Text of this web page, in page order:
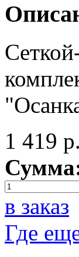
1 419 р.
в заказ
Где